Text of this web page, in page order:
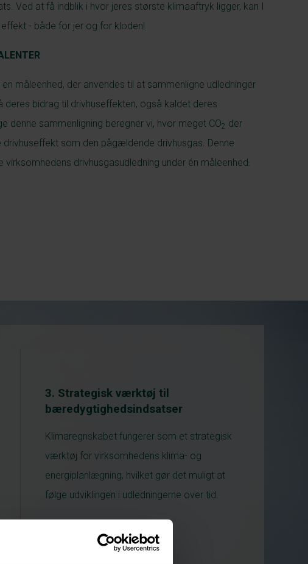
Ved at få indblik i hvor jeres største klimaaftryk ligger, kan I
- både for jer og for kloden!
en måleenhed, der anvendes til at sammenligne udledninger
bidrag til drivhuseffekten, også kaldet deres
denne sammenligning beregner vi, hvor meget CO2 der
som den pågældende drivhusgas. Denne
drivhusgasudledning under én måleenhed.
3. Strategisk værktøj til
bæredygtighedsindsatser
Klimaregnskabet fungerer som et strategisk
værktøj for virksomhedens klima- og
energiplanlægning, hvilket gør det muligt at
følge udviklingen i udledningerne over tid.